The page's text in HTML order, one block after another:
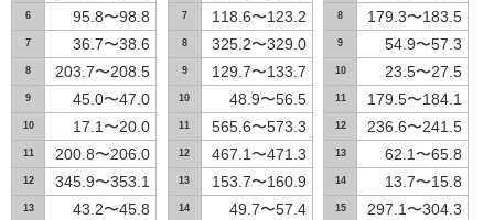
6 95.8〜98.8
7 36.7〜38.6
8 203.7〜208.5
9 45.0〜47.0
10 17.1〜20.0
11 200.8〜206.0
12 345.9〜353.1
13 43.2〜45.8
7 118.6〜123.2
8 325.2〜329.0
9 129.7〜133.7
10 48.9〜56.5
11 565.6〜573.3
12 467.1〜471.3
13 153.7〜160.9
14 49.7〜57.4
8 179.3〜183.5
9 54.9〜57.3
10 23.5〜27.5
11 179.5〜184.1
12 236.6〜241.5
13 62.1〜65.8
14 13.7〜15.8
15 297.1〜304.3